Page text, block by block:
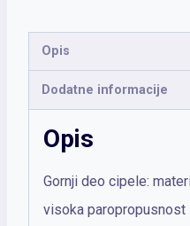
Opis
Dodatne informacije
Opis
Gornji deo cipele:
visoka paropropusnost